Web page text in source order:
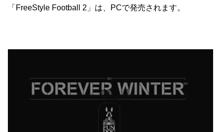
「FreeStyle Football 2」は、PCで発売されます。